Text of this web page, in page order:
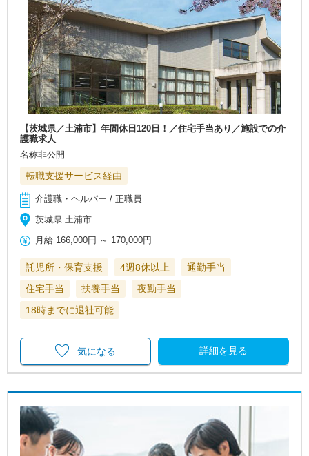
【茨城県／土浦市】年間休日120日！／住宅手当あり／施設での介
護職求人
名称非公開
転職支援サービス経由
介護職・ヘルパー / 正職員
茨城県 土浦市
月給 166,000円 ～ 170,000円
託児所・保育支援 4週8休以上
通勤手当
住宅手当
扶養手当
夜勤手当
18時までに退社可能
詳細を見る
気になる